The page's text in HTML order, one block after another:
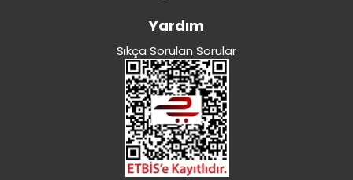
Yardım
Sıkça Sorulan Sorular